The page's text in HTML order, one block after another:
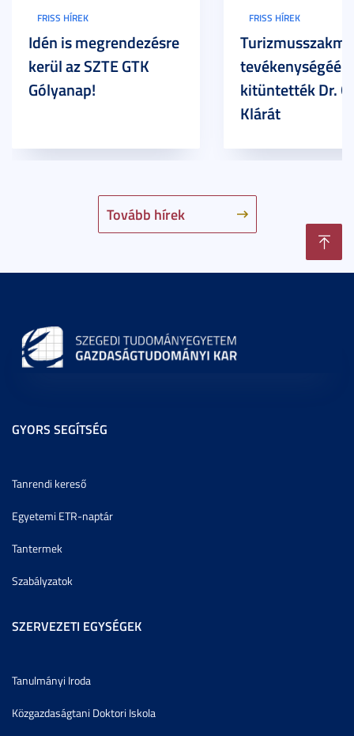
Tovább hírek
FRISS HÍREK
Idén is megrendezésre
kerül az SZTE GTK
Gólyanap!
FRISS HÍREK
tevékenységéért
kitüntették Dr.
Klárát
GYORS SEGÍTSÉG
Tanrendi kereső
Egyetemi ETR-naptár
Tantermek
Szabályzatok
SZERVEZETI EGYSÉGEK
Tanulmányi Iroda
Közgazdaságtani Doktori Iskola